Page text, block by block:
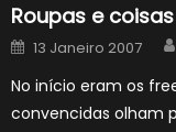
Roupas e
Posted
on
13 Janeiro 2007
No início eram os
convencidas olham